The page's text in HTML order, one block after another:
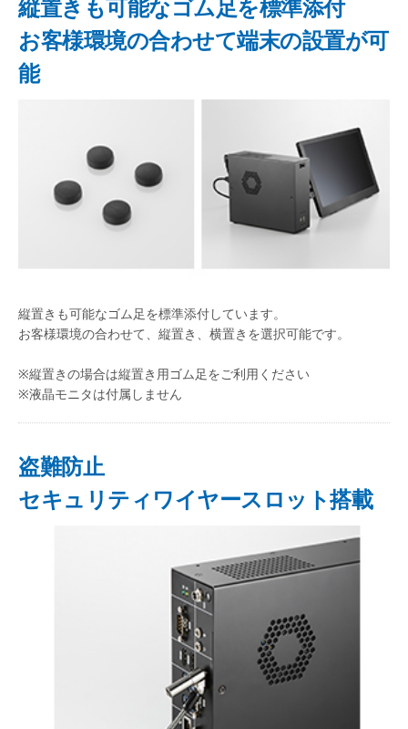
縦置きも可能なゴム足を標準添付
お客様環境の合わせて端末の設置が可
能
縦置きも可能なゴム足を標準添付しています。
お客様環境の合わせて、縦置き、横置きを選択可能です。
※縦置きの場合は縦置き用ゴム足をご利用ください
※液晶モニタは付属しません
盗難防止
セキュリティワイヤースロット搭載